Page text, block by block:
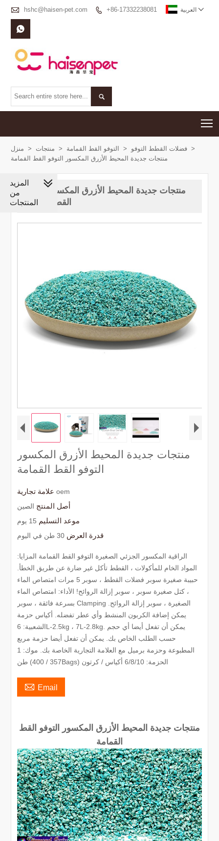
 hshc@haisen-pet.com  +86-17332238081 العربية 


منزل > منتجات > التوفو القط القمامة > فضلات القطط التوفو >
منتجات جديدة المحيط الأزرق المكسور التوفو القط القمامة
منتجات جديدة المحيط الأزرق المكسور التوفو
القط القمامة
منتجات جديدة المحيط الأزرق المكسور
التوفو القط القمامة
علامة تجاريةoem
أصل المنتج الصين
موعد التسليم 15 يوم
قدرة العرض 30 طن في اليوم
الراقية المكسور الجزئي الصغيرة التوفو القط القمامة المزايا:
المواد الخام للمأكولات ، القطط تأكل غير ضارة عن طريق الخطأ.
حبيبة صغيرة سوبر فضلات القطط ، سوبر 5 مرات امتصاص الماء
، كتل صغيرة سوبر ، سوبر إزالة الروائح! الأداء: امتصاص الماء
بسرعة فائقة ، سوبر Clamping الصغيرة ، سوبر إزالة الروائح.
يمكن إضافة الكربون المنشط وأي عطر تفضله. أكياس حزمة
الشعبية: 6L-2.5kg ، 7L-2.8kg. يمكن أن تفعل أيضا أي حجم
حسب الطلب الخاص بك. يمكن أن تفعل أيضا حزمة مربع
المطبوعة وحزمة برميل مع العلامة التجارية الخاصة بك. موك: 1
طن (357 / 400Bags) الحزمة: 6/8/10 أكياس / كرتون
 Email
منتجات جديدة المحيط الأزرق المكسور التوفو القط
القمامة
المزيد
من
المنتجات